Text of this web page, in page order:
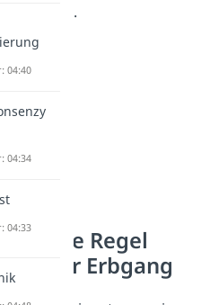
ist.
Regel
Erbgang
04:40
04:34
04:33